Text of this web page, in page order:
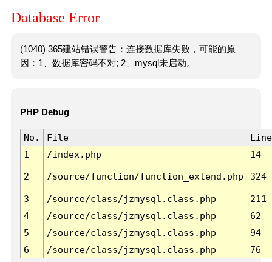
Database Error
(1040) 365建站错误警告：连接数据库失败，可能的原
因：1、数据库密码不对; 2、mysql未启动。
PHP Debug
No. File
Line
1
/index.php 14
2 /source/function/function_extend.php 324
3 /source/class/jzmysql.class.php
211
4
/source/class/jzmysql.class.php
62
5
/source/class/jzmysql.class.php
94
6
/source/class/jzmysql.class.php 76